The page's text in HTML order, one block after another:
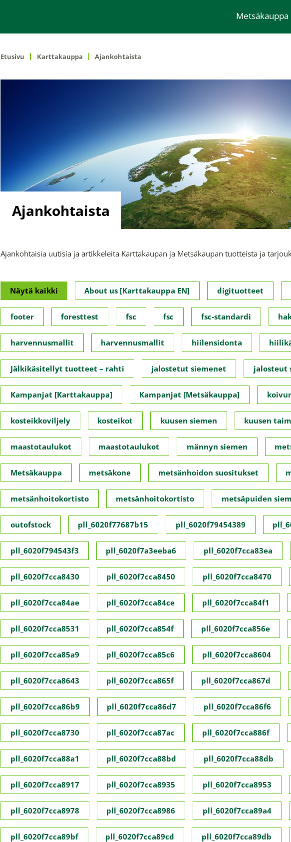
Metsäkauppa
Etusivu Karttakauppa Ajankohtaista
Ajankohtaista
Ajankohtaisia uutisia ja artikkeleita Karttakaupan ja Metsäkaupan tuotteista ja
Näytä kaikki About us [Karttakauppa EN] digituotteet
footer foresttest fsc fsc fsc-standardi
harvennusmallit harvennusmallit hiilensidonta
Jälkikäsitellyt tuotteet – rahti jalostetut siemenet jalosteut
Kampanjat [Karttakauppa] Kampanjat [Metsäkauppa]
kosteikkoviljely kosteikot kuusen siemen kuusen
maastotaulukot maastotaulukot männyn siemen
Metsäkauppa metsäkone metsänhoidon suositukset
metsänhoitokortisto metsänhoitokortisto metsäpuiden
outofstock pll_6020f77687b15 pll_6020f79454389
pll_6020f794543f3 pll_6020f7a3eeba6 pll_6020f7cca83ea
pll_6020f7cca8430 pll_6020f7cca8450 pll_6020f7cca8470
pll_6020f7cca84ae pll_6020f7cca84ce pll_6020f7cca84f1
pll_6020f7cca8531 pll_6020f7cca854f pll_6020f7cca856e
pll_6020f7cca85a9 pll_6020f7cca85c6 pll_6020f7cca8604
pll_6020f7cca8643 pll_6020f7cca865f pll_6020f7cca867d
pll_6020f7cca86b9 pll_6020f7cca86d7 pll_6020f7cca86f6
pll_6020f7cca8730 pll_6020f7cca87ac pll_6020f7cca886f
pll_6020f7cca88a1 pll_6020f7cca88bd pll_6020f7cca88db
pll_6020f7cca8917 pll_6020f7cca8935 pll_6020f7cca8953
pll_6020f7cca8978 pll_6020f7cca8986 pll_6020f7cca89a4
pll_6020f7cca89bf pll_6020f7cca89cd pll_6020f7cca89db